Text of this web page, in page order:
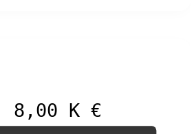
8,00 K €